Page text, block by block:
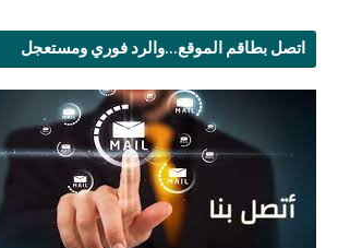
اتصل بطاقم الموقع...والرد فوري ومستعجل